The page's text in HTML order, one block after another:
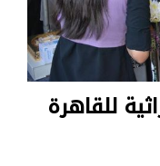
للقاهرة